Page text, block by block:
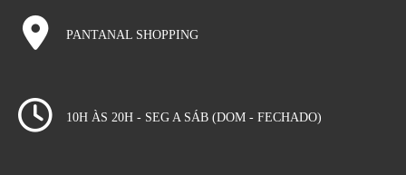
PANTANAL SHOPPING
10H ÀS 20H - SEG A SÁB (DOM - FECHADO)